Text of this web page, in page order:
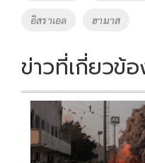
อิสราเอล ฮามาส
ข่าวที่เกี่ยวข้